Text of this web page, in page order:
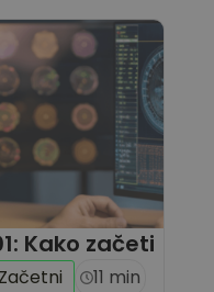
Kako začeti
Začetni 11 min